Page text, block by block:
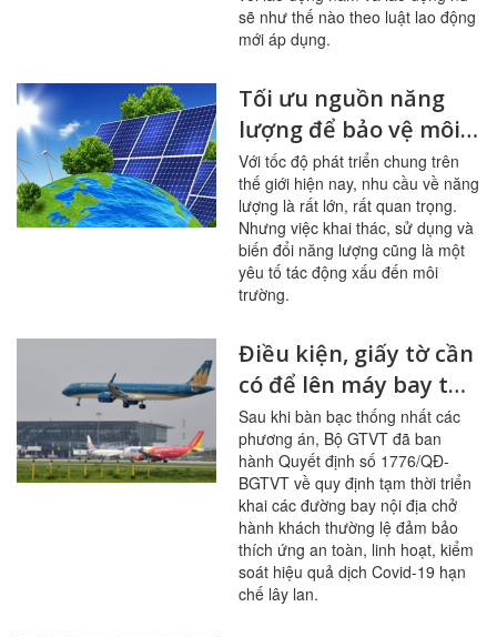
sẽ như thế nào theo luật lao động
mới áp dụng.
Tối ưu nguồn năng
lượng để bảo vệ môi
trường
Với tốc độ phát triển chung trên
thế giới hiện nay, nhu cầu về năng
lượng là rất lớn, rất quan trọng.
Nhưng việc khai thác, sử dụng và
biến đổi năng lượng cũng là một
yêu tố tác động xấu đến môi
trường.
Điều kiện, giấy tờ cần
có để lên máy bay từ
ngày 10/10
Sau khi bàn bạc thống nhất các
phương án, Bộ GTVT đã ban
hành Quyết định số 1776/QĐ-
BGTVT về quy định tạm thời triển
khai các đường bay nội địa chở
hành khách thường lệ đảm bảo
thích ứng an toàn, linh hoạt, kiểm
soát hiệu quả dịch Covid-19 hạn
chế lây lan.